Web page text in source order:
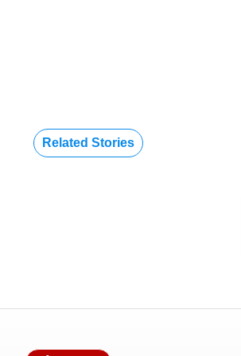
Related Stories